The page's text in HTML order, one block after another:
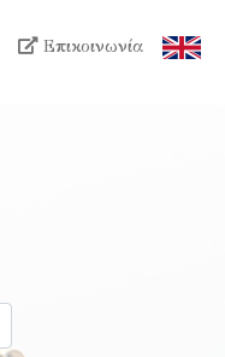
Επικοινωνία